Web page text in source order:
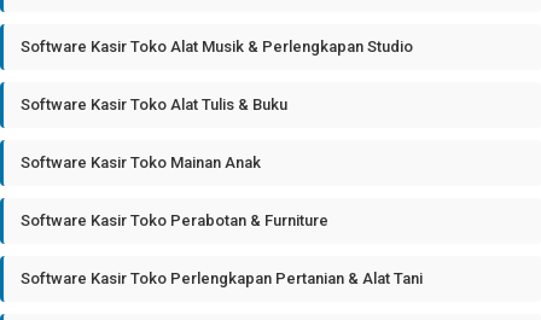
Software Kasir Toko Alat Musik & Perlengkapan Studio
Software Kasir Toko Alat Tulis & Buku
Software Kasir Toko Mainan Anak
Software Kasir Toko Perabotan & Furniture
Software Kasir Toko Perlengkapan Pertanian & Alat Tani